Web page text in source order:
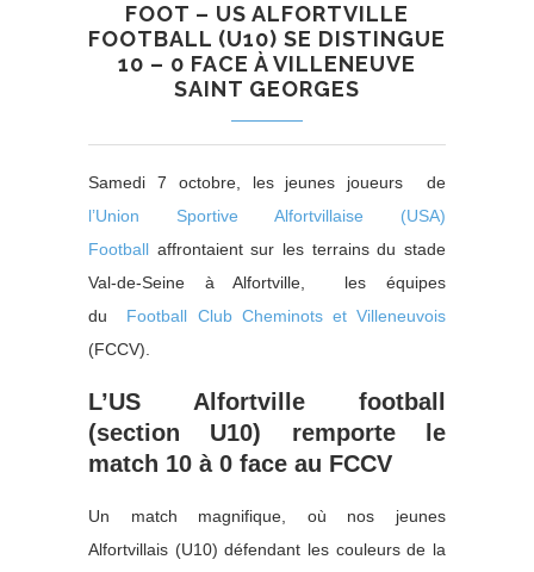
FOOT – US ALFORTVILLE
FOOTBALL (U10) SE DISTINGUE
10 – 0 FACE À VILLENEUVE
SAINT GEORGES
Samedi 7 octobre, les jeunes joueurs de
l’Union Sportive Alfortvillaise (USA)
Football affrontaient sur les terrains du stade
Val-de-Seine à Alfortville, les équipes
du Football Club Cheminots et Villeneuvois
(FCCV).
L’US Alfortville football
(section U10) remporte le
match 10 à 0 face au FCCV
Un match magnifique, où nos jeunes
Alfortvillais (U10) défendant les couleurs de la